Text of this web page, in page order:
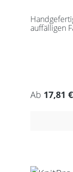
auffälligen
Regulärer
Ab 17,81 €